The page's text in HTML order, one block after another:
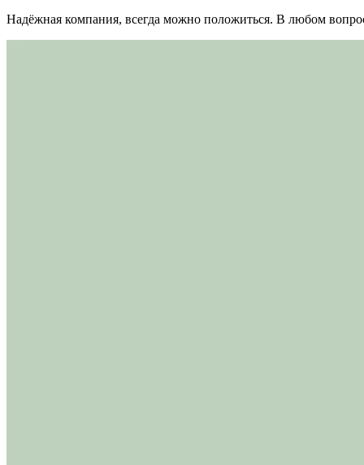
Надёжная компания, всегда можно положиться. В любом